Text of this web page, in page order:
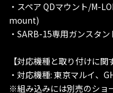
・スペア QDマウント/M-
mount)
・SARB-15専用ガンスタ
【対応機種と取り付けに関
・対応機種: 東京マルイ、
※組み込みには別売のショ